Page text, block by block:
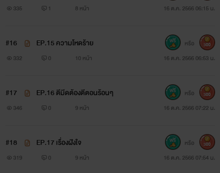
335 1 8 หน้า 16 ต.ค. 2566 06:15 น.
#16 EP.15 ความโหดร้าย
332 0 10 หน้า 16 ต.ค. 2566 06:53 น.
หรือ 300
#17 EP.16 ตีมีดต้องตีตอนร้อนๆ
346 0 9 หน้า 16 ต.ค. 2566 07:22 น.
หรือ 300
#18 EP.17 เรื่องฝังใจ
319 0 9 หน้า 16 ต.ค. 2566 07:54 น.
หรือ 300